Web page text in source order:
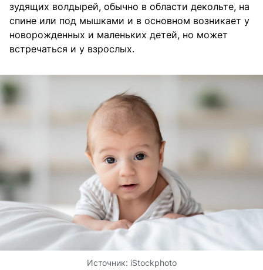
зудящих волдырей, обычно в области декольте, на
спине или под мышками и в основном возникает у
новорожденных и маленьких детей, но может
встречаться и у взрослых.
Источник: iStockphoto